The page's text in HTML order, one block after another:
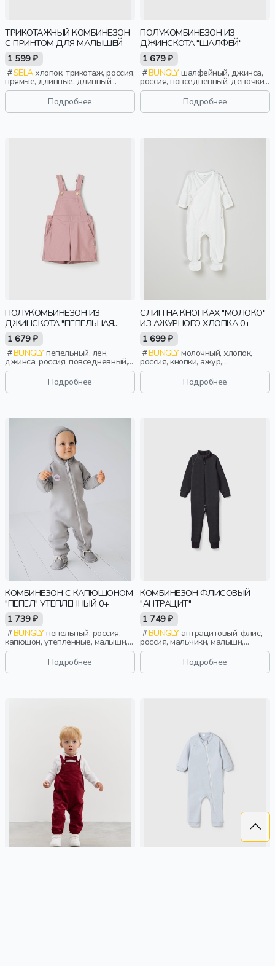
ТРИКОТАЖНЫЙ КОМБИНЕЗОН
С ПРИНТОМ ДЛЯ МАЛЫШЕЙ
1 599 ₽
SELAхлопок, трикотаж, россия,
прямые, длинные, длинный
рукав, застежка, манжета, принт,
вырез, круглый вырез,
эластичные, малыши, дети
Подробнее
ПОЛУКОМБИНЕЗОН ИЗ
ДЖИНСКОТА "ШАЛФЕЙ"
1 679 ₽
BUNGLYшалфейный, джинса,
россия, повседневный, девочки,
малыши, дошкольники, дети
Подробнее
ПОЛУКОМБИНЕЗОН ИЗ
ДЖИНСКОТА "ПЕПЕЛЬНАЯ
РОЗА"
1 679 ₽
BUNGLYпепельный, лен,
джинса, россия, повседневный,
девочки, малыши, дошкольники,
Подробнее
СЛИП НА КНОПКАХ "МОЛОКО"
ИЗ АЖУРНОГО ХЛОПКА 0+
1 699 ₽
BUNGLYмолочный, хлопок,
россия, кнопки, ажур,
новорожденные, дети
Подробнее
КОМБИНЕЗОН С КАПЮШОНОМ
"ПЕПЕЛ" УТЕПЛЕННЫЙ 0+
1 739 ₽
BUNGLYпепельный, россия,
капюшон, утепленные, малыши,
дети
Подробнее
КОМБИНЕЗОН ФЛИСОВЫЙ
"АНТРАЦИТ"
1 749 ₽
BUNGLYантрацитовый, флис,
россия, мальчики, малыши,
дошкольники, дети
Подробнее